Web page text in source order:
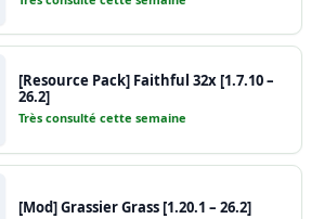
[Resource Pack] Faithful 32x [1.7.10 –
26.2]
Très consulté cette semaine
[Mod] Grassier Grass [1.20.1 – 26.2]